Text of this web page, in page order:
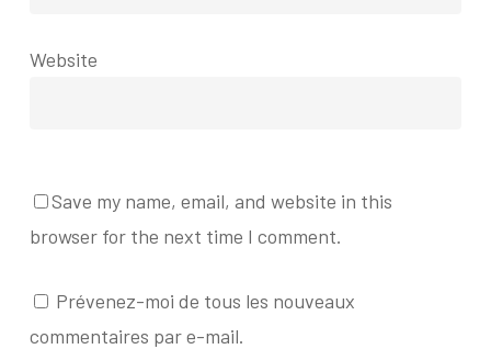
Website
Save my name, email, and website in this
browser for the next time I comment.
Prévenez-moi de tous les nouveaux
commentaires par e-mail.